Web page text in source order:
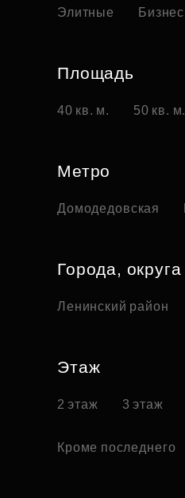
Элитные Бизнес
Площадь
40 кв. м. 50 кв. м.
Метро
Домодедовская
Города, округа
Ленинский район
Этаж
2 этаж 3 этаж
Кроме последнего